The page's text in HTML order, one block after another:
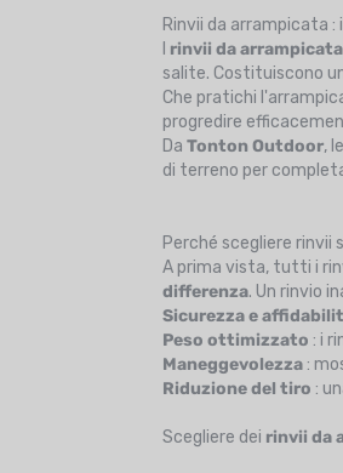
Rinvii da arrampicata
rinvii da arrampicata
salite. Costituiscono
Che pratichi
progredire
DaTonton Outdoor,
di terreno per
Perché scegliere rinvii
A prima vista, tutti i
differenza. Un rinvio
Sicurezza e
Peso ottimizzato : i
Maneggevolezza :
Riduzione del tiro :
Scegliere dei rinvii da